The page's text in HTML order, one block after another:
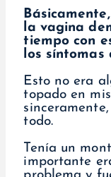
la vagina
tiempo con
los síntomas
Esto no era
topado en
todo.
Tenía un
importante